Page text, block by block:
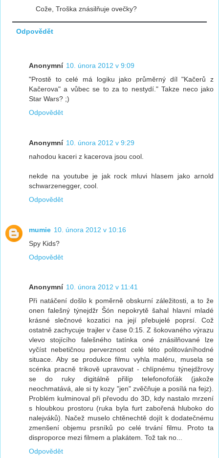
Cože, Troška znásilňuje ovečky?
Odpovědět
Anonymní 10. února 2012 v 9:09
"Prostě to celé má logiku jako průměrný díl "Kačerů z
Kačerova" a vůbec se to za to nestydí." Takze neco jako
Star Wars? ;)
Odpovědět
Anonymní 10. února 2012 v 9:29
nahodou kaceri z kacerova jsou cool.
nekde na youtube je jak rock mluvi hlasem jako arnold
schwarzenegger, cool.
Odpovědět
mumie 10. února 2012 v 10:16
Spy Kids?
Odpovědět
Anonymní 10. února 2012 v 11:41
Při natáčení došlo k poměrně obskurní záležitosti, a to že
onen falešný týnejdžr Šón nepokrytě šahal hlavní mladé
krásné slečnové kozatici na její přebujelé poprsí. Což
ostatně zachycuje trajler v čase 0:15. Z šokovaného výrazu
vlevo stojícího falešného tatínka oné znásilňované lze
vyčíst nebetičnou perverznost celé této politováníhodné
situace. Aby se produkce filmu vyhla maléru, musela se
scénka pracně trikově upravovat - chlípnému týnejdžrovy
se do ruky digitálně přilíp telefonofoťák (jakože
neochmatává, ale si ty kozy "jen" zvěčňuje a posílá na fejz).
Problém kulminoval při převodu do 3D, kdy nastalo mrzení
s hloubkou prostoru (ruka byla furt zabořená hluboko do
nalejváků). Načež muselo chtěnechtě dojít k dodatečnému
zmenšení objemu prsníků po celé trvání filmu. Proto ta
disproporce mezi filmem a plakátem. Tož tak no...
Odpovědět